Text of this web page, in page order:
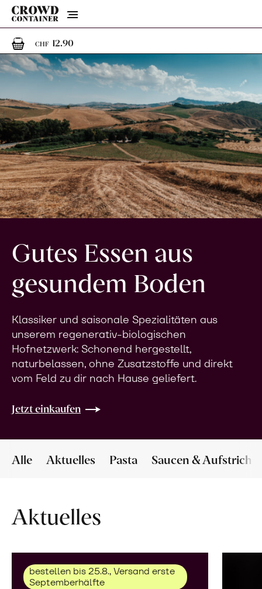
Menu
CHF 12.901 Artikel im Warenkorb
Gutes Essen aus
gesundem Boden
Klassiker und saisonale Spezialitäten aus
unserem regenerativ-biologischen
Hofnetzwerk: Schonend hergestellt,
naturbelassen, ohne Zusatzstoffe und direkt
vom Feld zu dir nach Hause geliefert.
Jetzt einkaufen
Alle Aktuelles Pasta Saucen & Aufstriche
Aktuelles
bestellen bis 25.8., Versand erste
Septemberhälfte